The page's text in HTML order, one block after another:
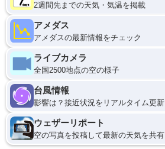
2週間先までの天気・気温を掲載
アメダス
アメダスの最新情報をチェック
ライブカメラ
全国2500地点の空の様子
台風情報
影響は？接近状況をリアルタイム更新
ウェザーリポート
空の写真を投稿して最新の天気を共有